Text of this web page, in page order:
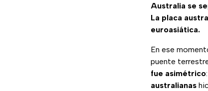
Australia se
La placa
euroasiática.
En ese
puente
fue asimétrico
australianas